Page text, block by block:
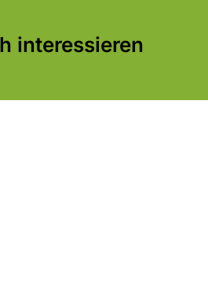
interessieren